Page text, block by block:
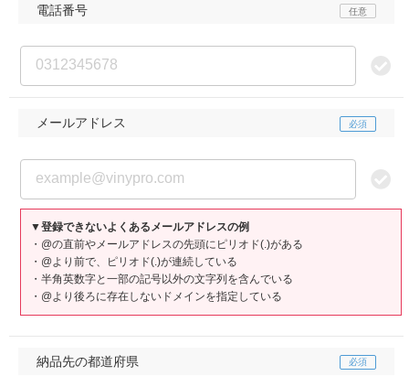
電話番号
メールアドレス
▼登録できないよくあるメールアドレスの例
・@の直前やメールアドレスの先頭にピリオド(.)がある
・@より前で、ピリオド(.)が連続している
・半角英数字と一部の記号以外の文字列を含んでいる
・@より後ろに存在しないドメインを指定している
納品先の都道府県